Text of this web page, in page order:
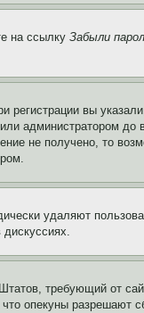
на ссылку Забыли
вы
администратором
не получено, то
удаляют
требующий от
опекуны разрешают